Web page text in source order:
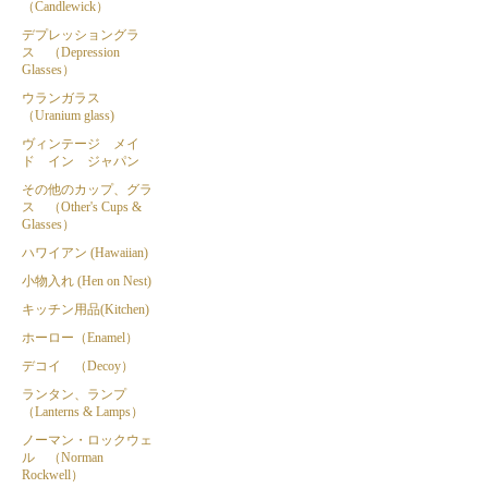
（Candlewick）
デプレッショングラ
ス （Depression
Glasses）
ウランガラス
（Uranium glass)
ヴィンテージ メイ
ド イン ジャパン
その他のカップ、グラ
ス （Other's Cups &
Glasses）
ハワイアン (Hawaiian)
小物入れ (Hen on Nest)
キッチン用品(Kitchen)
ホーロー（Enamel）
デコイ （Decoy）
ランタン、ランプ
（Lanterns & Lamps）
ノーマン・ロックウェ
ル （Norman
Rockwell）